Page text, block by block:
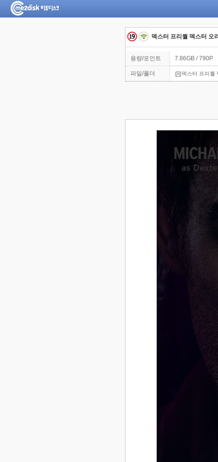
덱스터 프리퀄 덱스터
용량/포인트 7.86GB / 790P
파일/폴더 덱스터 프리퀄